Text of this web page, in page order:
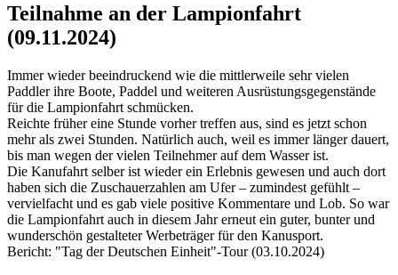
Teilnahme an der Lampionfahrt
(09.11.2024)
Immer wieder beeindruckend wie die mittlerweile sehr vielen
Paddler ihre Boote, Paddel und weiteren Ausrüstungsgegenstände
für die Lampionfahrt schmücken.
Reichte früher eine Stunde vorher treffen aus, sind es jetzt schon
mehr als zwei Stunden. Natürlich auch, weil es immer länger dauert,
bis man wegen der vielen Teilnehmer auf dem Wasser ist.
Die Kanufahrt selber ist wieder ein Erlebnis gewesen und auch dort
haben sich die Zuschauerzahlen am Ufer – zumindest gefühlt –
vervielfacht und es gab viele positive Kommentare und Lob. So war
die Lampionfahrt auch in diesem Jahr erneut ein guter, bunter und
wunderschön gestalteter Werbeträger für den Kanusport.
Bericht: "Tag der Deutschen Einheit"-Tour (03.10.2024)